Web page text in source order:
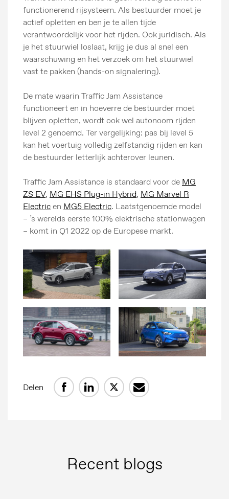
Persberichten
Beeldbank
functionerend rijsysteem. Als bestuurder moet je
actief opletten en ben je te allen tijde
verantwoordelijk voor het rijden. Ook juridisch. Als
je het stuurwiel loslaat, krijg je dus al snel een
waarschuwing en het verzoek om het stuurwiel
vast te pakken (hands-on signalering).
De mate waarin Traffic Jam Assistance
functioneert en in hoeverre de bestuurder moet
blijven opletten, wordt ook wel autonoom rijden
level 2 genoemd. Ter vergelijking: pas bij level 5
kan het voertuig volledig zelfstandig rijden en kan
de bestuurder letterlijk achterover leunen.
Traffic Jam Assistance is standaard voor de MG
ZS EV, MG EHS Plug-in Hybrid, MG Marvel R
Electricen MG5 Electric. Laatstgenoemde model
– ’s werelds eerste 100% elektrische stationwagen
– komt in Q1 2022 op de Europese markt.
Delen
Recent blogs